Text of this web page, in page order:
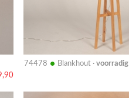
74478 • Blankhout · voorradig
Bekijk